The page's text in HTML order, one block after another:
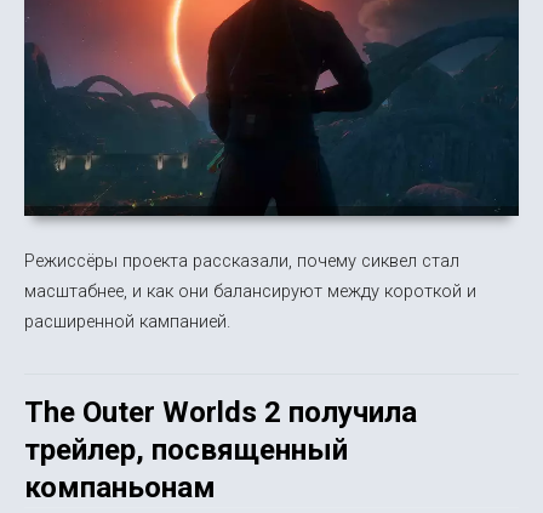
Режиссёры проекта рассказали, почему сиквел стал
масштабнее, и как они балансируют между короткой и
расширенной кампанией.
The Outer Worlds 2 получила
трейлер, посвященный
компаньонам